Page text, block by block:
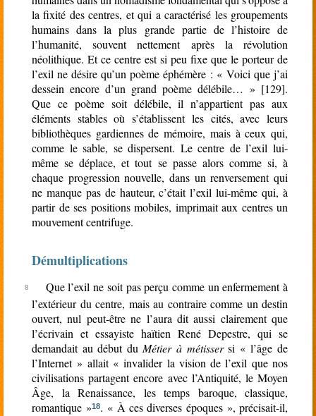
la fixité des centres, et qui a caractérisé les groupements
humains dans la plus grande partie de l’histoire de
l’humanité, souvent nettement après la révolution
néolithique. Et ce centre est si peu fixe que le porteur de
l’exil ne désire qu’un poème éphémère : « Voici que j’ai
dessein encore d’un grand poème délébile… » [129].
Que ce poème soit délébile, il n’appartient pas aux
éléments stables où s’établissent les cités, avec leurs
bibliothèques gardiennes de mémoire, mais à ceux qui,
comme le sable, se dispersent. Le centre de l’exil lui-
même se déplace, et tout se passe alors comme si, à
chaque progression nouvelle, dans un renversement qui
ne manque pas de hauteur, c’était l’exil lui-même qui, à
partir de ses positions mobiles, imprimait aux centres un
mouvement centrifuge.
Démultiplications
Que l’exil ne soit pas perçu comme un enfermement à
l’extérieur du centre, mais au contraire comme un destin
ouvert, nul peut-être ne l’aura dit aussi clairement que
l’écrivain et essayiste haïtien René Depestre, qui se
demandait au début duMétier à métissersi « l’âge de
l’Internet » allait « invalider la vision de l’exil que nos
civilisations partagent encore avec l’Antiquité, le Moyen
Âge, la Renaissance, les temps baroque, classique,
romantique »18. « À ces diverses époques », précisait-il,